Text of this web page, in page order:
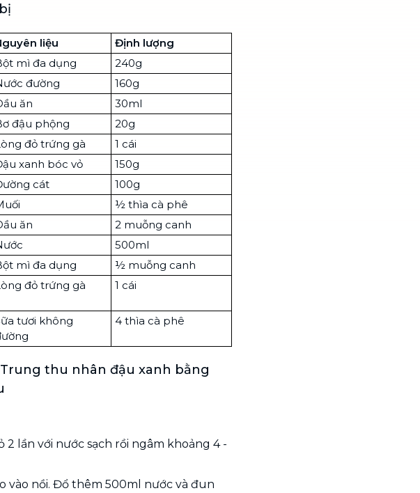
liệu
Định lượng
mì đa dụng
240g
đường
160g
ăn
30ml
đậu phộng
20g
đỏ trứng gà
1 cái
xanh bóc vỏ
150g
cát
100g
½ thìa cà phê
ăn
2 muỗng canh
500ml
mì đa dụng
½ muỗng canh
đỏ trứng gà 1 cái
tươi không
4 thìa cà phê
thu nhân đậu xanh bằng
2 lần với nước sạch rồi ngâm khoảng 4 -
vào nồi. Đổ thêm 500ml nước và đun